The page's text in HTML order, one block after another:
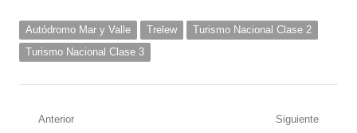
Autódromo Mar y Valle Trelew
Turismo Nacional Clase 2
Turismo Nacional Clase 3
Navegación
Anterior
Siguiente